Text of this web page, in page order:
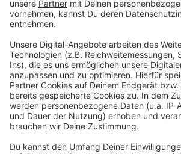
Du möchtest uns etwas
Studio Hotline
Kontaktformular
Sprachnachricht